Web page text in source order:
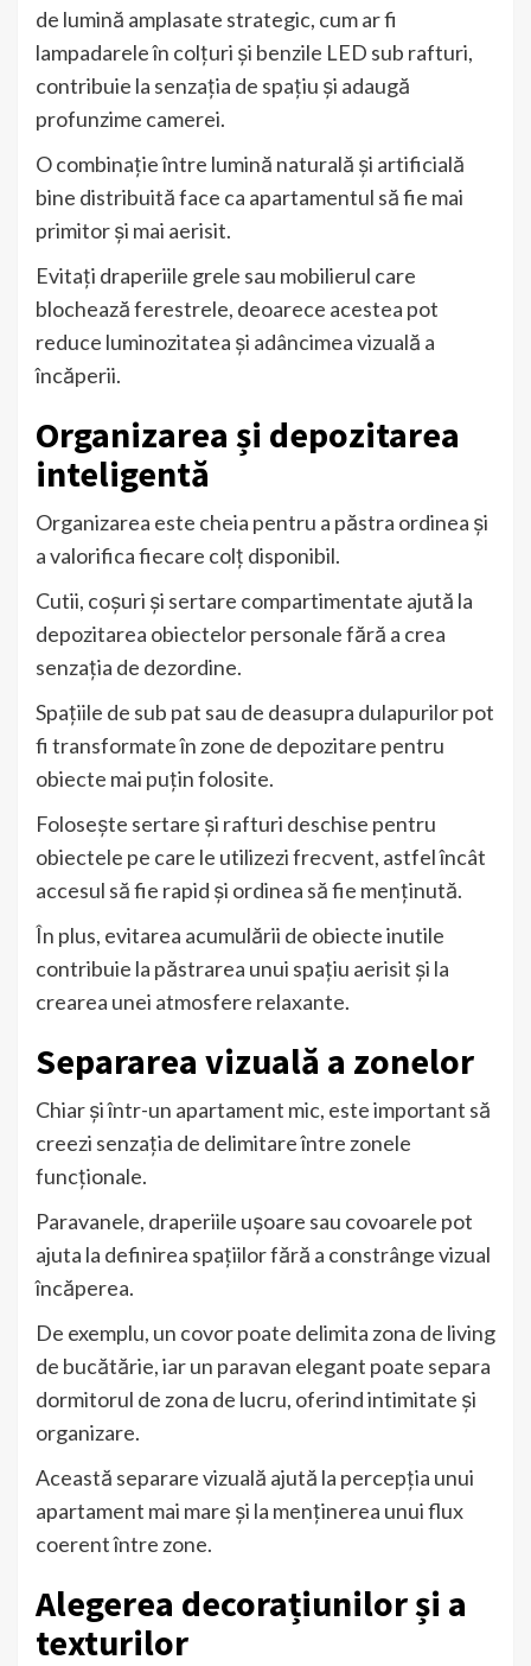
de lumină amplasate strategic, cum ar fi
lampadarele în colțuri și benzile LED sub rafturi,
contribuie la senzația de spațiu și adaugă
profunzime camerei.
O combinație între lumină naturală și artificială
bine distribuită face ca apartamentul să fie mai
primitor și mai aerisit.
Evitați draperiile grele sau mobilierul care
blochează ferestrele, deoarece acestea pot
reduce luminozitatea și adâncimea vizuală a
încăperii.
Organizarea și depozitarea
inteligentă
Organizarea este cheia pentru a păstra ordinea și
a valorifica fiecare colț disponibil.
Cutii, coșuri și sertare compartimentate ajută la
depozitarea obiectelor personale fără a crea
senzația de dezordine.
Spațiile de sub pat sau de deasupra dulapurilor pot
fi transformate în zone de depozitare pentru
obiecte mai puțin folosite.
Folosește sertare și rafturi deschise pentru
obiectele pe care le utilizezi frecvent, astfel încât
accesul să fie rapid și ordinea să fie menținută.
În plus, evitarea acumulării de obiecte inutile
contribuie la păstrarea unui spațiu aerisit și la
crearea unei atmosfere relaxante.
Separarea vizuală a zonelor
Chiar și într-un apartament mic, este important să
creezi senzația de delimitare între zonele
funcționale.
Paravanele, draperiile ușoare sau covoarele pot
ajuta la definirea spațiilor fără a constrânge vizual
încăperea.
De exemplu, un covor poate delimita zona de living
de bucătărie, iar un paravan elegant poate separa
dormitorul de zona de lucru, oferind intimitate și
organizare.
Această separare vizuală ajută la percepția unui
apartament mai mare și la menținerea unui flux
coerent între zone.
Alegerea decorațiunilor și a
texturilor